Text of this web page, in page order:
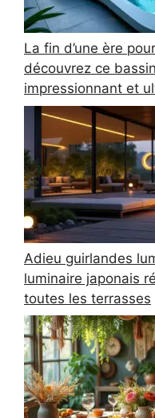
La fin d’une ère
découvrez ce
impressionnant et
Adieu guirlandes
luminaire japonais
toutes les terrasses